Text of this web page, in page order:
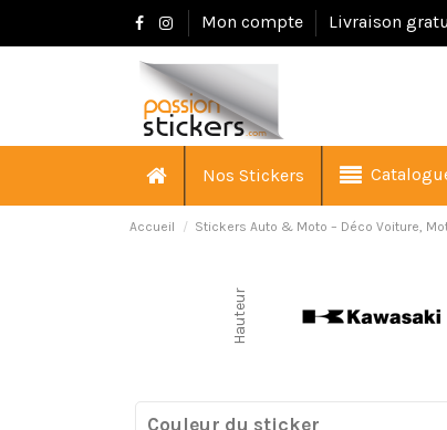
Mon compte Livraison
Nos Stickers
Accueil Stickers Auto & Moto – Déco Voiture,
Hauteur
Couleur du sticker